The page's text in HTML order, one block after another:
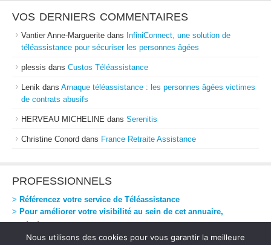
VOS DERNIERS COMMENTAIRES
Vantier Anne-Marguerite dans InfiniConnect, une solution de
téléassistance pour sécuriser les personnes âgées
plessis dans Custos Téléassistance
Lenik dans Arnaque téléassistance : les personnes âgées victimes
de contrats abusifs
HERVEAU MICHELINE dans Serenitis
Christine Conord dans France Retraite Assistance
PROFESSIONNELS
> Référencez votre service de Téléassistance
> Pour améliorer votre visibilité au sein de cet annuaire,
contactez-nous
Nous utilisons des cookies pour vous garantir la meilleure